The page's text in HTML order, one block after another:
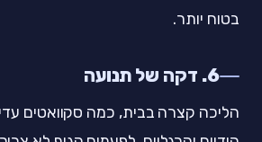
בטוח יותר.
6. דקה של תנועה
הליכה קצרה בבית, כמה סקוואטים